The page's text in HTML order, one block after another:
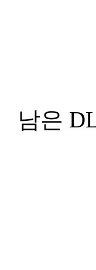
남은